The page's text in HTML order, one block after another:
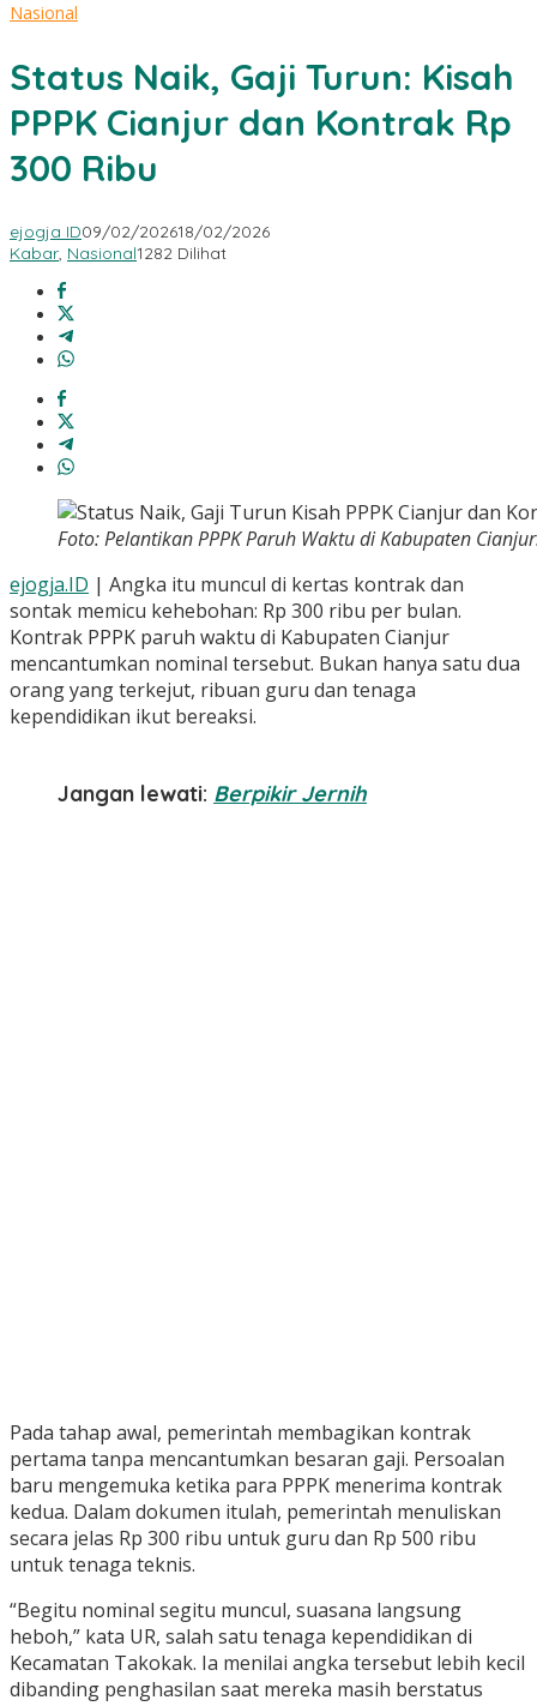
Nasional
Status Naik, Gaji Turun: Kisah
PPPK Cianjur dan Kontrak Rp
300 Ribu
ejogja ID09/02/202618/02/2026
Kabar, Nasional1282 Dilihat
Foto: Pelantikan PPPK Paruh Waktu di Kabupaten
ejogja.ID | Angka itu muncul di kertas kontrak dan
sontak memicu kehebohan: Rp 300 ribu per bulan.
Kontrak PPPK paruh waktu di Kabupaten Cianjur
mencantumkan nominal tersebut. Bukan hanya satu dua
orang yang terkejut, ribuan guru dan tenaga
kependidikan ikut bereaksi.
Jangan lewati: Berpikir Jernih
Pada tahap awal, pemerintah membagikan kontrak
pertama tanpa mencantumkan besaran gaji. Persoalan
baru mengemuka ketika para PPPK menerima kontrak
kedua. Dalam dokumen itulah, pemerintah menuliskan
secara jelas Rp 300 ribu untuk guru dan Rp 500 ribu
untuk tenaga teknis.
“Begitu nominal segitu muncul, suasana langsung
heboh,” kata UR, salah satu tenaga kependidikan di
Kecamatan Takokak. Ia menilai angka tersebut lebih kecil
dibanding penghasilan saat mereka masih berstatus